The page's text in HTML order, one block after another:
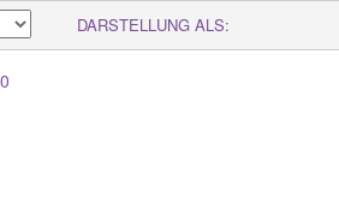
DARSTELLUNG ALS